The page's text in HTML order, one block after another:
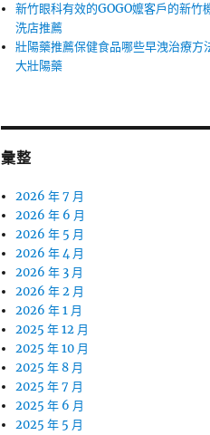
新竹眼科有效的GOGO嬤客戶的新竹
洗店推薦
壯陽藥推薦保健食品哪些早洩治療方
大壯陽藥
彙整
2026 年 7 月
2026 年 6 月
2026 年 5 月
2026 年 4 月
2026 年 3 月
2026 年 2 月
2026 年 1 月
2025 年 12 月
2025 年 10 月
2025 年 8 月
2025 年 7 月
2025 年 6 月
2025 年 5 月